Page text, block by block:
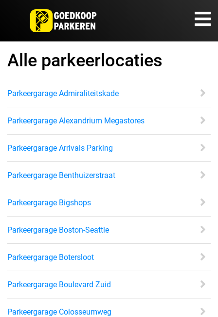
Alle parkeerlocaties
Parkeergarage Admiraliteitskade
Parkeergarage Alexandrium Megastores
Parkeergarage Arrivals Parking
Parkeergarage Benthuizerstraat
Parkeergarage Bigshops
Parkeergarage Boston-Seattle
Parkeergarage Botersloot
Parkeergarage Boulevard Zuid
Parkeergarage Colosseumweg